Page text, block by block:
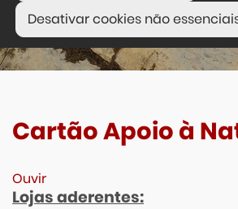
Desativar cookies não
Cartão Apoio à
Ouvir
Lojas aderentes: